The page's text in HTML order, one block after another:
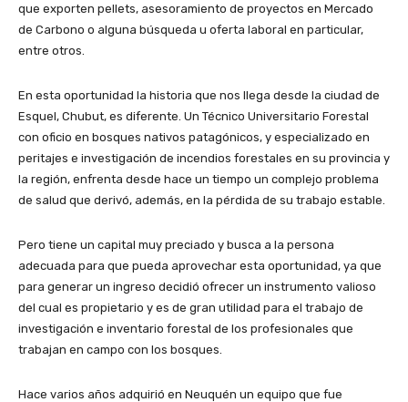
que exporten pellets, asesoramiento de proyectos en Mercado
de Carbono o alguna búsqueda u oferta laboral en particular,
entre otros.
En esta oportunidad la historia que nos llega desde la ciudad de
Esquel, Chubut, es diferente. Un Técnico Universitario Forestal
con oficio en bosques nativos patagónicos, y especializado en
peritajes e investigación de incendios forestales en su provincia y
la región, enfrenta desde hace un tiempo un complejo problema
de salud que derivó, además, en la pérdida de su trabajo estable.
Pero tiene un capital muy preciado y busca a la persona
adecuada para que pueda aprovechar esta oportunidad, ya que
para generar un ingreso decidió ofrecer un instrumento valioso
del cual es propietario y es de gran utilidad para el trabajo de
investigación e inventario forestal de los profesionales que
trabajan en campo con los bosques.
Hace varios años adquirió en Neuquén un equipo que fue